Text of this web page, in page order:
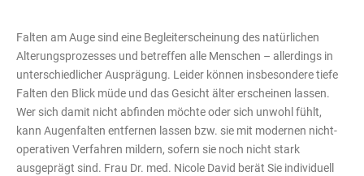
Falten am Auge sind eine Begleiterscheinung des natürlichen
Alterungsprozesses und betreffen alle Menschen – allerdings in
unterschiedlicher Ausprägung. Leider können insbesondere tiefe
Falten den Blick müde und das Gesicht älter erscheinen lassen.
Wer sich damit nicht abfinden möchte oder sich unwohl fühlt,
kann Augenfalten entfernen lassen bzw. sie mit modernen nicht-
operativen Verfahren mildern, sofern sie noch nicht stark
ausgeprägt sind. Frau Dr. med. Nicole David berät Sie individuell